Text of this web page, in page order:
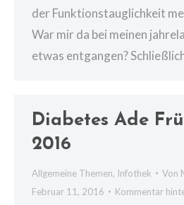
der Funktionstauglichkeit
War mir da bei meinen
etwas entgangen?
Diabetes Ade
2016
Allgemeine Themen, Infothek Von
Februar 11, 2016
Kommentar